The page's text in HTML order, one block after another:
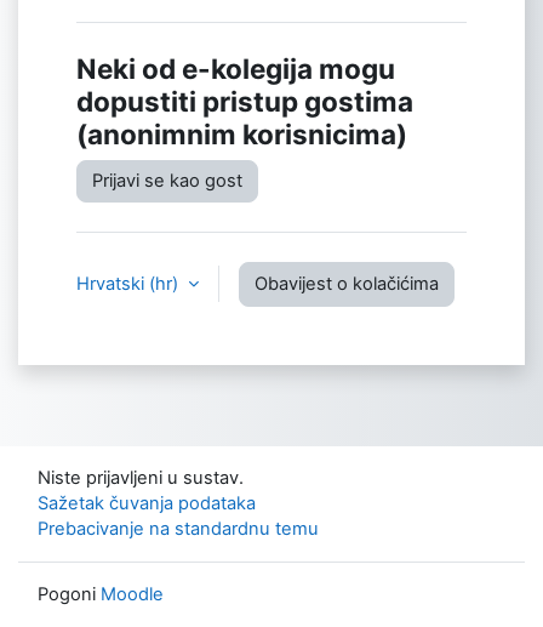
Neki od e-kolegija mogu
dopustiti pristup gostima
(anonimnim korisnicima)
Prijavi se kao gost
Hrvatski ‎(hr)‎ Obavijest o kolačićima
Niste prijavljeni u sustav.
Sažetak čuvanja podataka
Prebacivanje na standardnu temu
Pogoni Moodle